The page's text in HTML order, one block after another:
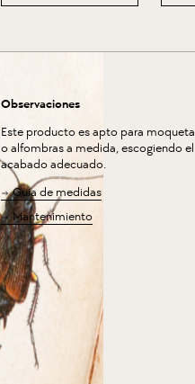
Observaciones
Este producto es apto para
o alfombras a medida, escogiendo el
acabado adecuado.
Guia de medidas
Mantenimiento